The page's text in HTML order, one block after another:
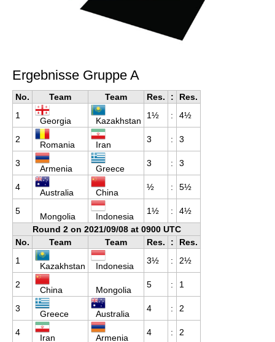
Ergebnisse Gruppe A
No. Team Team Res. :
Res.
1
Georgia Kazakhstan
1½ : 4½
2
Romania Iran
3 : 3
3
Armenia Greece
3 : 3
4
Australia China
½ : 5½
5
Mongolia Indonesia
1½ :
4½
Round 2 on 2021/09/08 at 0900 UTC
No.
Team Team Res. :
Res.
1
Kazakhstan Indonesia
3½ : 2½
2
China Mongolia
5 : 1
3
Greece Australia
4 : 2
4
Iran Armenia
4 : 2